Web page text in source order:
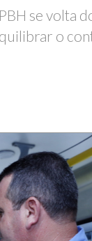
se volta
o